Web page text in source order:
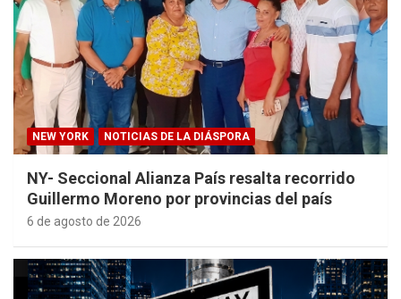
NEW YORK NOTICIAS DE LA DIÁSPORA
NY- Seccional Alianza País resalta recorrido
Guillermo Moreno por provincias del país
6 de agosto de 2026